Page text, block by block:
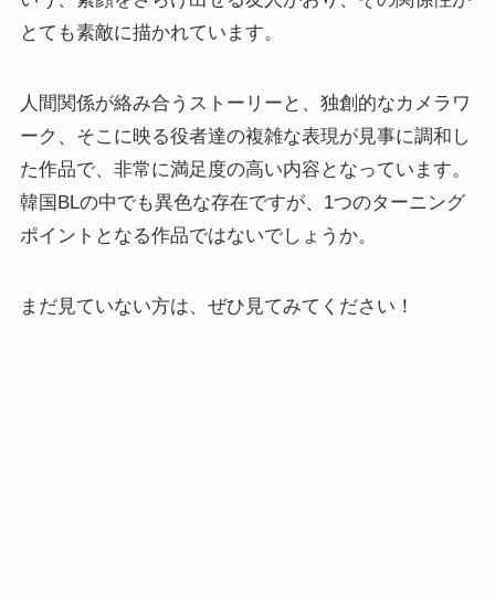
とても素敵に描かれています。
人間関係が絡み合うストーリーと、独創的なカメラワ
ーク、そこに映る役者達の複雑な表現が見事に調和し
た作品で、非常に満足度の高い内容となっています。
韓国BLの中でも異色な存在ですが、1つのターニング
ポイントとなる作品ではないでしょうか。
まだ見ていない方は、ぜひ見てみてください！